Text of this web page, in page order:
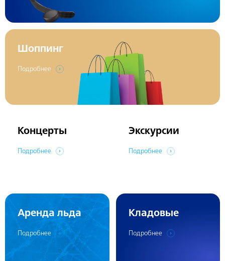
Шоппинг
Подробнее
Концерты
Подробнее
Аренда льда
Подробнее
Экскурсии
Подробнее
Кладовые
Подробнее